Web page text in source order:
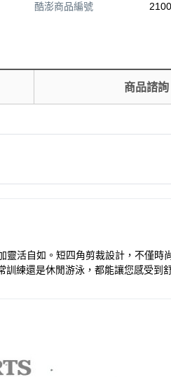
酷澎商品編號
商品諮詢
活自如。短四角剪裁設計，不僅
練還是休閒游泳，都能讓您感受到